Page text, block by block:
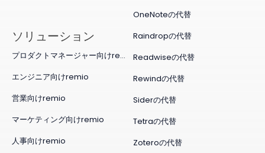
OneNoteの代替
Raindropの代替
Readwiseの代替
Rewindの代替
Siderの代替
Tetraの代替
Zoteroの代替
ソリューション
プロダクトマネージャー向けremio
エンジニア向けremio
営業向けremio
マーケティング向けremio
人事向けremio